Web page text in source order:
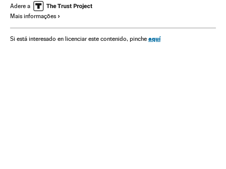
Desastres América Latina
Acontecimentos
Adere a
Mais informações
Si está interesado en licenciar este contenido, pinche aquí